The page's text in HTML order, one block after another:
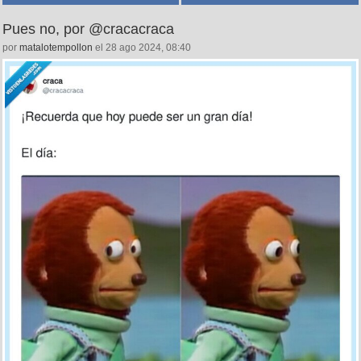
Pues no, por @cracacraca
por matalotempollon el 28 ago 2024, 08:40